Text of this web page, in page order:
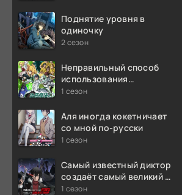
Поднятие уровня в
одиночку
2 сезон
Неправильный способ
использования
исцеляющей магии
1 сезон
Аля иногда кокетничает
со мной по-русски
1 сезон
Самый известный диктор
создаёт самый великий в
мире клан
1 сезон